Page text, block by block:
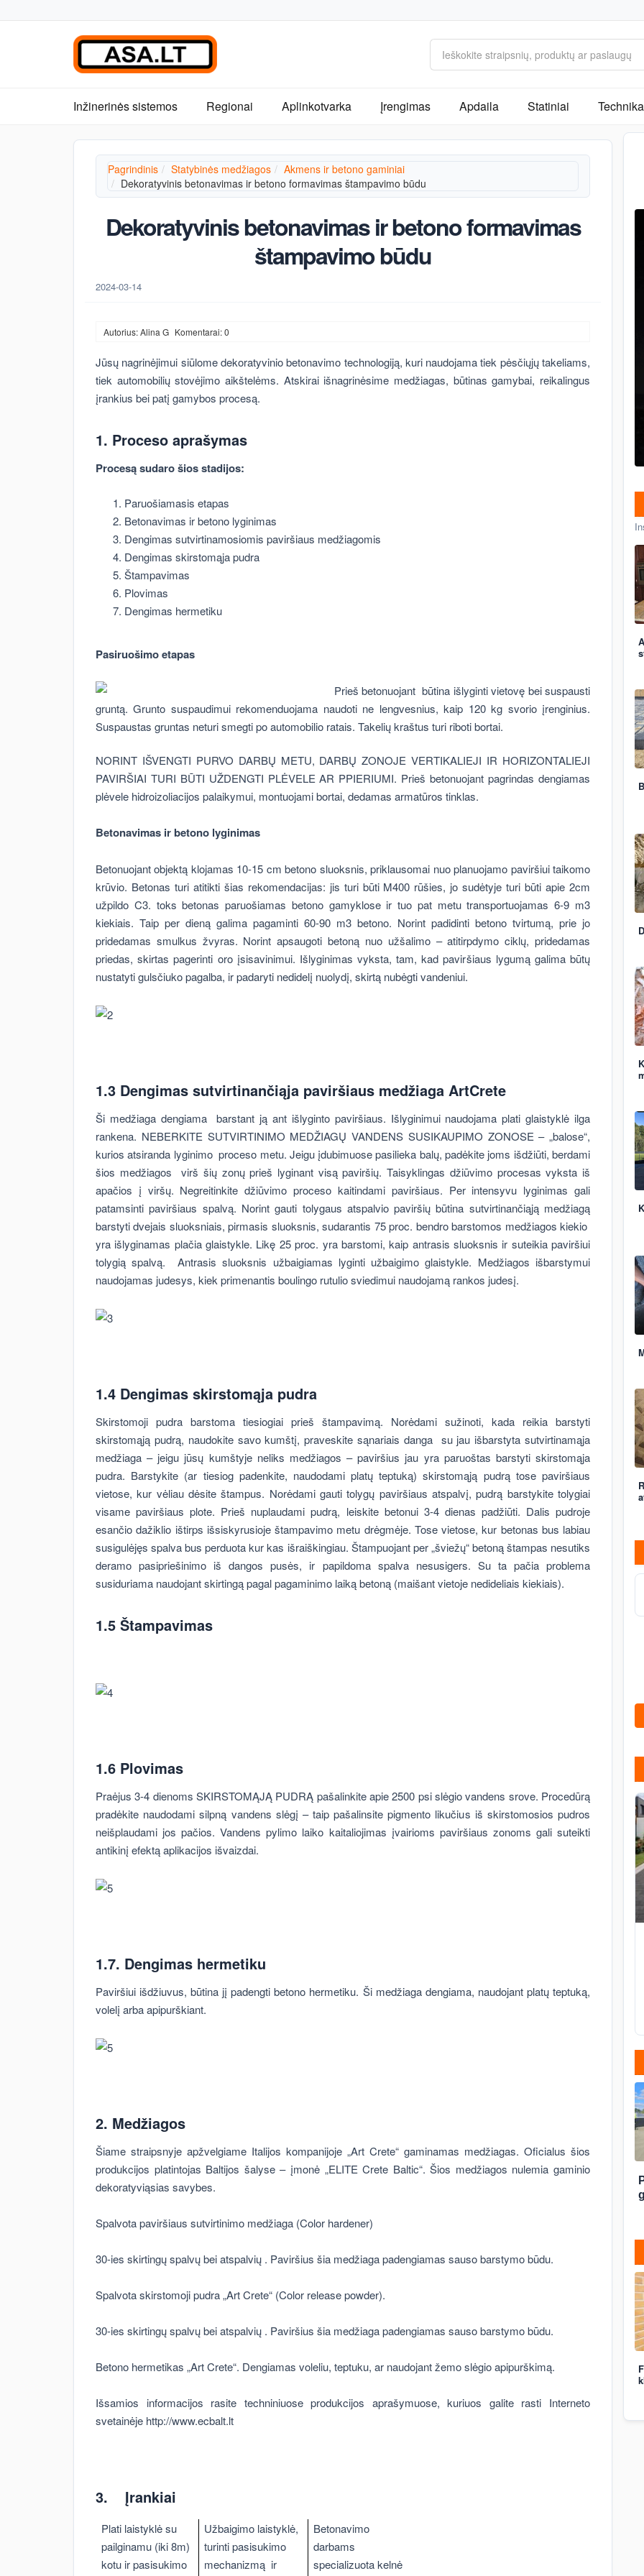
Inžinerinės sistemos Regionai Aplinkotvarka Įrengimas Apdaila Statiniai
Pagrindinis Statybinės medžiagos
Akmens ir betono gaminiai
Dekoratyvinis betonavimas ir betono formavimas štampavimo būdu
Dekoratyvinis betonavimas ir betono formavimas
štampavimo būdu
2024-03-14
Autorius: Alina G Komentarai: 0
Jūsų nagrinėjimui siūlome dekoratyvinio betonavimo technologiją, kuri naudojama tiek pėsčiųjų takeliams,
tiek automobilių stovėjimo aikštelėms. Atskirai išnagrinėsime medžiagas, būtinas gamybai, reikalingus
įrankius bei patį gamybos procesą.
1. Proceso aprašymas
Procesą sudaro šios stadijos:
Paruošiamasis etapas
Betonavimas ir betono lyginimas
Dengimas sutvirtinamosiomis paviršiaus medžiagomis
Dengimas skirstomąja pudra
Štampavimas
Plovimas
Dengimas hermetiku
Pasiruošimo etapas
Prieš betonuojant būtina išlyginti vietovę bei suspausti
gruntą. Grunto suspaudimui rekomenduojama naudoti ne lengvesnius, kaip 120 kg svorio įrenginius.
Suspaustas gruntas neturi smegti po automobilio ratais. Takelių kraštus turi riboti bortai.
NORINT IŠVENGTI PURVO DARBŲ METU, DARBŲ ZONOJE VERTIKALIEJI IR HORIZONTALIEJI
PAVIRŠIAI TURI BŪTI UŽDENGTI PLĖVELE AR PPIERIUMI. Prieš betonuojant pagrindas dengiamas
plėvele hidroizoliacijos palaikymui, montuojami bortai, dedamas armatūros tinklas.
Betonavimas ir betono lyginimas
Betonuojant objektą klojamas 10-15 cm betono sluoksnis, priklausomai nuo planuojamo paviršiui taikomo
krūvio. Betonas turi atitikti šias rekomendacijas: jis turi būti M400 rūšies, jo sudėtyje turi būti apie 2cm
užpildo C3. toks betonas paruošiamas betono gamyklose ir tuo pat metu transportuojamas 6-9 m3
kiekiais. Taip per dieną galima pagaminti 60-90 m3 betono. Norint padidinti betono tvirtumą, prie jo
pridedamas smulkus žvyras. Norint apsaugoti betoną nuo užšalimo – atitirpdymo ciklų, pridedamas
priedas, skirtas pagerinti oro įsisavinimui. Išlyginimas vyksta, tam, kad paviršiaus lygumą galima būtų
nustatyti gulsčiuko pagalba, ir padaryti nedidelį nuolydį, skirtą nubėgti vandeniui.
1.3 Dengimas sutvirtinančiąja paviršiaus medžiaga ArtCrete
Ši medžiaga dengiama barstant ją ant išlyginto paviršiaus. Išlyginimui naudojama plati glaistyklė ilga
rankena. NEBERKITE SUTVIRTINIMO MEDŽIAGŲ VANDENS SUSIKAUPIMO ZONOSE – „balose“,
kurios atsiranda lyginimo proceso metu. Jeigu įdubimuose pasilieka balų, padėkite joms išdžiūti, berdami
šios medžiagos virš šių zonų prieš lyginant visą paviršių. Taisyklingas džiūvimo procesas vyksta iš
apačios į viršų. Negreitinkite džiūvimo proceso kaitindami paviršiaus. Per intensyvu lyginimas gali
patamsinti paviršiaus spalvą. Norint gauti tolygaus atspalvio paviršių būtina sutvirtinančiąją medžiagą
barstyti dvejais sluoksniais, pirmasis sluoksnis, sudarantis 75 proc. bendro barstomos medžiagos kiekio
yra išlyginamas plačia glaistykle. Likę 25 proc. yra barstomi, kaip antrasis sluoksnis ir suteikia paviršiui
tolygią spalvą. Antrasis sluoksnis užbaigiamas lyginti užbaigimo glaistykle. Medžiagos išbarstymui
naudojamas judesys, kiek primenantis boulingo rutulio sviedimui naudojamą rankos judesį.
1.4 Dengimas skirstomąja pudra
Skirstomoji pudra barstoma tiesiogiai prieš štampavimą. Norėdami sužinoti, kada reikia barstyti
skirstomąją pudrą, naudokite savo kumštį, praveskite sąnariais danga su jau išbarstyta sutvirtinamąja
medžiaga – jeigu jūsų kumštyje neliks medžiagos – paviršius jau yra paruoštas barstyti skirstomąja
pudra. Barstykite (ar tiesiog padenkite, naudodami platų teptuką) skirstomąją pudrą tose paviršiaus
vietose, kur vėliau dėsite štampus. Norėdami gauti tolygų paviršiaus atspalvį, pudrą barstykite tolygiai
visame paviršiaus plote. Prieš nuplaudami pudrą, leiskite betonui 3-4 dienas padžiūti. Dalis pudroje
esančio dažiklio ištirps išsiskyrusioje štampavimo metu drėgmėje. Tose vietose, kur betonas bus labiau
susigulėjęs spalva bus perduota kur kas išraiškingiau. Štampuojant per „šviežų“ betoną štampas nesutiks
deramo pasipriešinimo iš dangos pusės, ir papildoma spalva nesusigers. Su ta pačia problema
susiduriama naudojant skirtingą pagal pagaminimo laiką betoną (maišant vietoje nedideliais kiekiais).
1.5 Štampavimas
1.6 Plovimas
Praėjus 3-4 dienoms SKIRSTOMĄJĄ PUDRĄ pašalinkite apie 2500 psi slėgio vandens srove. Procedūrą
pradėkite naudodami silpną vandens slėgį – taip pašalinsite pigmento likučius iš skirstomosios pudros
neišplaudami jos pačios. Vandens pylimo laiko kaitaliojimas įvairioms paviršiaus zonoms gali suteikti
antikinį efektą aplikacijos išvaizdai.
1.7. Dengimas hermetiku
Paviršiui išdžiuvus, būtina jį padengti betono hermetiku. Ši medžiaga dengiama, naudojant platų teptuką,
volelį arba apipurškiant.
2. Medžiagos
Šiame straipsnyje apžvelgiame Italijos kompanijoje „Art Crete“ gaminamas medžiagas. Oficialus šios
produkcijos platintojas Baltijos šalyse – įmonė „ELITE Crete Baltic“. Šios medžiagos nulemia gaminio
dekoratyviąsias savybes.
Spalvota paviršiaus sutvirtinimo medžiaga (Color hardener)
30-ies skirtingų spalvų bei atspalvių . Paviršius šia medžiaga padengiamas sauso barstymo būdu.
Spalvota skirstomoji pudra „Art Crete“ (Color release powder).
30-ies skirtingų spalvų bei atspalvių . Paviršius šia medžiaga padengiamas sauso barstymo būdu.
Betono hermetikas „Art Crete“. Dengiamas voleliu, teptuku, ar naudojant žemo slėgio apipurškimą.
Išsamios informacijos rasite techniniuose produkcijos aprašymuose, kuriuos galite rasti Interneto
svetainėje http://www.ecbalt.lt
3. Įrankiai
Plati laistyklė su
pailginamu (iki 8m)
kotu ir pasisukimo
Užbaigimo laistyklė,
turinti pasisukimo
mechanizmą ir
Betonavimo
darbams
specializuota kelnė